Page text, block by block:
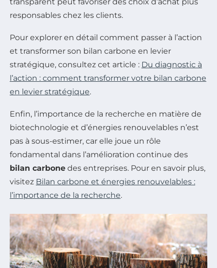
responsables chez les clients.
Pour explorer en détail comment passer à l’action
et transformer son bilan carbone en levier
stratégique, consultez cet article : Du diagnostic à
l’action : comment transformer votre bilan carbone
en levier stratégique.
Enfin, l’importance de la recherche en matière de
biotechnologie et d’énergies renouvelables n’est
pas à sous-estimer, car elle joue un rôle
fondamental dans l’amélioration continue des
bilan carbone des entreprises. Pour en savoir plus,
visitez Bilan carbone et énergies renouvelables :
l’importance de la recherche.